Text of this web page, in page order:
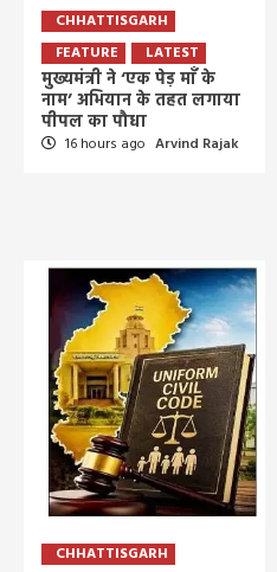
CHHATTISGARH
FEATURE
LATEST
मुख्यमंत्री ने ‘एक पेड़ माँ के
नाम’ अभियान के तहत लगाया
पीपल का पौधा
16 hours ago Arvind Rajak
CHHATTISGARH